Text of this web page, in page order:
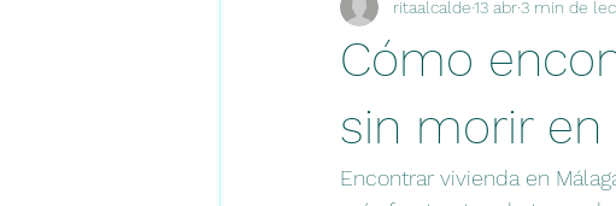
Cómo
sin morir
ritaalcalde13 abr3 min de
Encontrar vivienda en